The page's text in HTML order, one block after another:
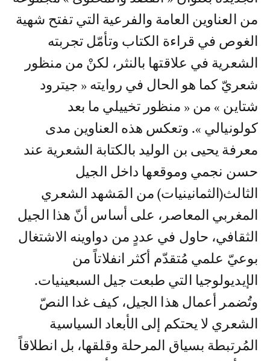
من العناوين العامة والفرعية التي تفتح شهية
الغوص في قراءة الكتاب وتأمّل تجربته
الشعرية في علاقتها بالنثر، لكنْ من منظور
شعريّ كما هو الحال في روايته « جيترود
شتاين » من « منظور تخييلي ما بعد
كولونيالي ». وتعكس هذه العناوين مدى
معرفة يحيى بن الوليد بالكتابة الشعرية عند
حسن نجمي وموقعها داخل الجيل
الثالث(الثمانينيات) من المَشهد الشعري
المغربي المعاصر، على أساس أنّ هذا الجيل
الثقافي، حاول في عددٍ من دواوينه الاشتغال
بوعيّ علمي مُتقدّم أكثر انفلاتاً من
الإيديولوجيا التي طبعت جيل السبعينيات.
وتُضمر أعمال هذا الجيل، كيف غدا النصّ
الشعري لا يحتكم إلى الأبعاد السياسية
المُرتبطة بسياق المرحلة وقلقها، بل انطلاقاً